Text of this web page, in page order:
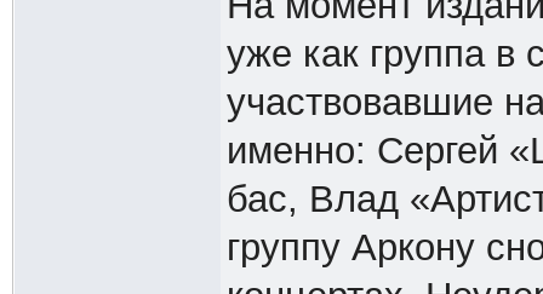
уже как группа в
участвовавшие
именно: Сергей
бас, Влад
группу Аркону